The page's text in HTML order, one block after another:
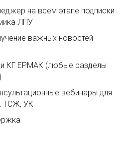
на всем этапе подписки
ЛПУ
важных новостей
КГ ЕРМАК (любые разделы
вебинары для
ТСЖ, УК